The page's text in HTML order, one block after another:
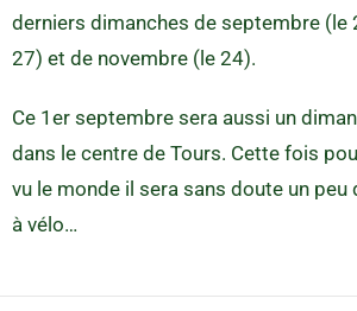
derniers dimanches de septembre (le
27) et de novembre (le 24).
Ce 1er septembre sera aussi un
dans le centre de Tours. Cette fois
vu le monde il sera sans doute un
à vélo…